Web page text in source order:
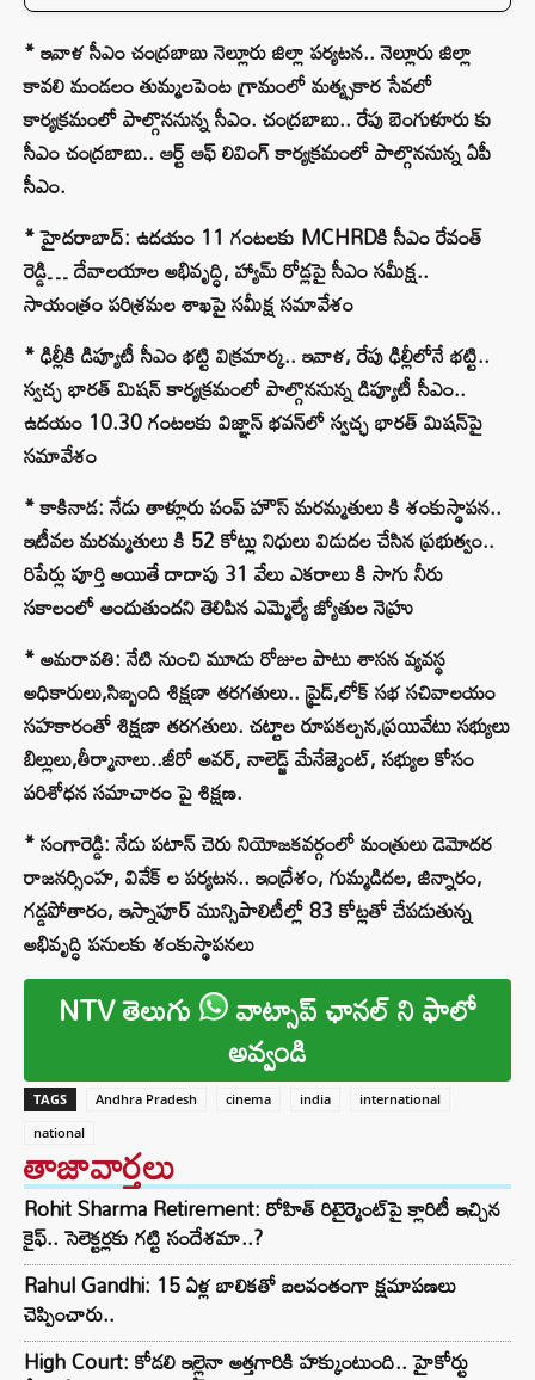
* ఇవాళ సీఎం చంద్రబాబు నెల్లూరు జిల్లా పర్యటన.. నెల్లూరు జిల్లా
కావలి మండలం తుమ్మలపెంట గ్రామంలో మత్య్సకార సేవలో
కార్యక్రమంలో పాల్గొననున్న సీఎం. చంద్రబాబు.. రేపు బెంగుళూరు కు
సీఎం చంద్రబాబు.. ఆర్ట్ ఆఫ్ లివింగ్ కార్యక్రమంలో పాల్గొననున్న ఏపీ
సీఎం.
* హైదరాబాద్‌: ఉదయం 11 గంటలకు MCHRDకి సీఎం రేవంత్‌
రెడ్డి… దేవాలయాల అభివృద్ధి, హ్యామ్‌ రోడ్లపై సీఎం సమీక్ష..
సాయంత్రం పరిశ్రమల శాఖపై సమీక్ష సమావేశం
* ఢిల్లీకి డిప్యూటీ సీఎం భట్టి విక్రమార్క.. ఇవాళ, రేపు ఢిల్లీలోనే భట్టి..
స్వచ్ఛ భారత్‌ మిషన్‌ కార్యక్రమంలో పాల్గొననున్న డిప్యూటీ సీఎం..
ఉదయం 10.30 గంటలకు విజ్ఞాన్‌ భవన్‌లో స్వచ్ఛ భారత్‌ మిషన్‌పై
సమావేశం
* కాకినాడ: నేడు తాళ్లూరు పంప్ హౌస్ మరమ్మతులు కి శంకుస్థాపన..
ఇటీవల మరమ్మతులు కి 52 కోట్లు నిధులు విడుదల చేసిన ప్రభుత్వం..
రిపేర్లు పూర్తి అయితే దాదాపు 31 వేలు ఎకరాలు కి సాగు నీరు
సకాలంలో అందుతుందని తెలిపిన ఎమ్మెల్యే జ్యోతుల నెహ్రు
* అమరావతి: నేటి నుంచి మూడు రోజుల పాటు శాసన వ్యవస్థ
అధికారులు,సిబ్బంది శిక్షణా తరగతులు.. ప్రైడ్,లోక్ సభ సచివాలయం
సహకారంతో శిక్షణా తరగతులు. చట్టాల రూపకల్పన,ప్రయివేటు సభ్యులు
బిల్లులు,తీర్మానాలు..జీరో అవర్, నాలెడ్జ్ మేనేజ్మెంట్, సభ్యుల కోసం
పరిశోధన సమాచారం పై శిక్షణ.
* సంగారెడ్డి: నేడు పటాన్ చెరు నియోజకవర్గంలో మంత్రులు డెమోదర
రాజనర్సింహ, వివేక్ ల పర్యటన.. ఇంద్రేశం, గుమ్మడిదల, జిన్నారం,
గడ్డపోతారం, ఇస్నాపూర్ మున్సిపాలిటీల్లో 83 కోట్లతో చేపడుతున్న
అభివృద్ధి పనులకు శంకుస్థాపనలు
NTV తెలుగు వాట్సాప్ ఛానల్ ని ఫాలో
అవ్వండి
TAGS Andhra Pradesh cinema india
international
national
తాజావార్తలు
Rohit Sharma Retirement: రోహిత్ రిటైర్మెంట్‌పై క్లారిటీ ఇచ్చిన
కైఫ్.. సెలెక్టర్లకు గట్టి సందేశమా..?
Rahul Gandhi: 15 ఏళ్ల బాలికతో బలవంతంగా క్షమాపణలు
చెప్పించారు..
High Court: కోడలి ఇల్లైనా అత్తగారికి హక్కుంటుంది.. హైకోర్టు